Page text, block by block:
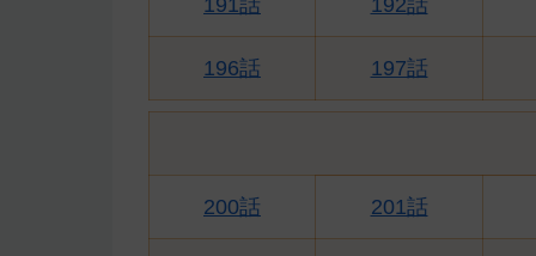
196話 197話
200話 201話